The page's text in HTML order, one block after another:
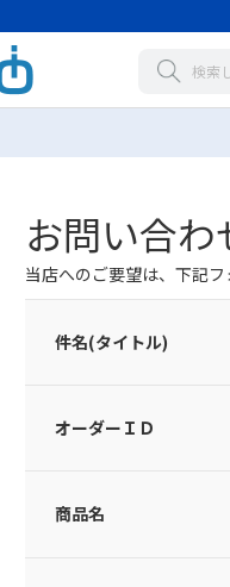
お問い合わ
当店へのご要望は、下記
件名(タイトル)
オーダーＩＤ
商品名